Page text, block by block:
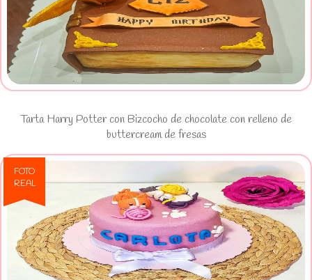
Ver Tarta Harry Potter con
Bizcocho de chocolate con relleno de
buttercream de fresas
Tarta Harry Potter con Bizcocho de chocolate con relleno de
buttercream de fresas
FOTO
REAL
Ver Bizcocho de vainilla con relleno
de Nutella y figuras personalizadas